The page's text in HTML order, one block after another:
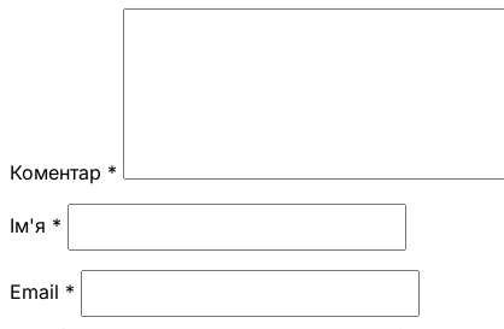
Коментар *
Ім'я *
Email *